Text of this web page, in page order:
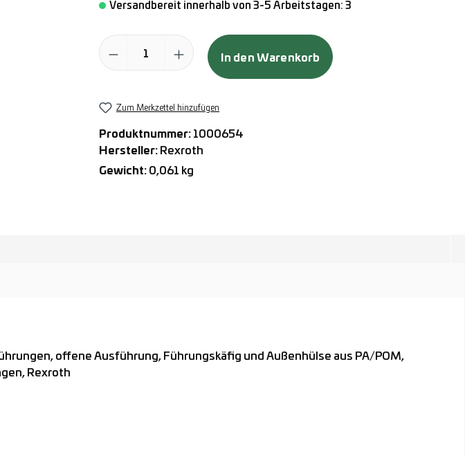
Versandbereit innerhalb von 3-5 Arbeitstagen: 3
Produkt Anzahl: Gib den gewünschten Wert ein oder benutze die
In den Warenkorb
Zum Merkzettel hinzufügen
Produktnummer:1000654
Hersteller:Rexroth
Gewicht:0,061 kg
offene Ausführung, Führungskäfig und Außenhülse aus PA/POM,
Rexroth